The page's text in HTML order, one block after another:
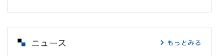
ニュース もっとみる